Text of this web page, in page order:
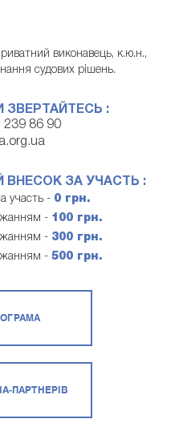
виконавець, к.ю.н.,
судових рішень.
ЗВЕРТАЙТЕСЬ :
239 86 90
ВНЕСОК ЗА УЧАСТЬ :
участь - 0 грн.
- 100 грн.
- 300 грн.
- 500 грн.
ПАРТНЕРІВ